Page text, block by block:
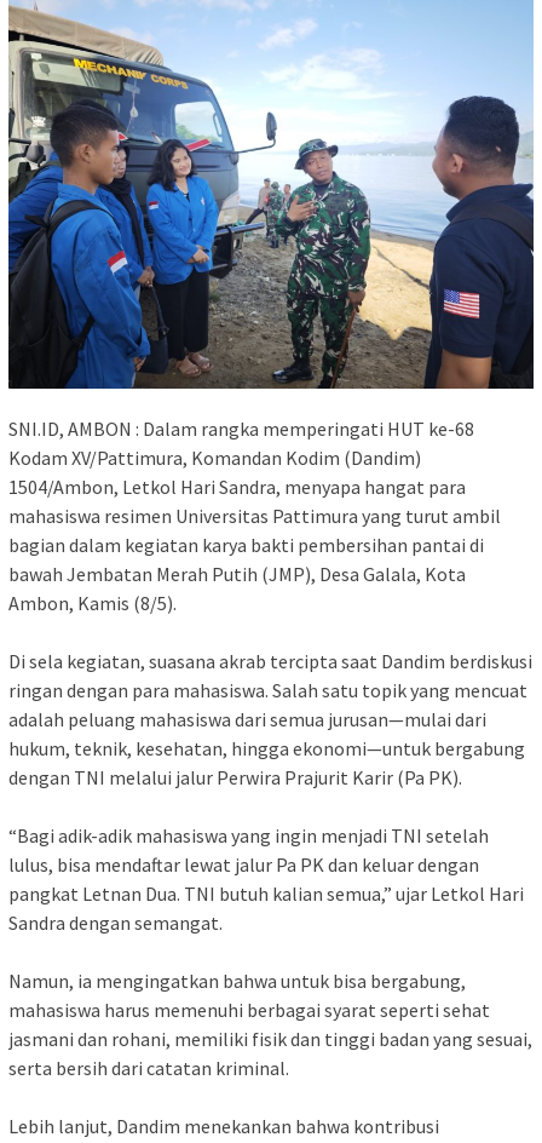
SNI.ID, AMBON : Dalam rangka memperingati HUT ke-68
Kodam XV/Pattimura, Komandan Kodim (Dandim)
1504/Ambon, Letkol Hari Sandra, menyapa hangat para
mahasiswa resimen Universitas Pattimura yang turut ambil
bagian dalam kegiatan karya bakti pembersihan pantai di
bawah Jembatan Merah Putih (JMP), Desa Galala, Kota
Ambon, Kamis (8/5).
Di sela kegiatan, suasana akrab tercipta saat Dandim berdiskusi
ringan dengan para mahasiswa. Salah satu topik yang mencuat
adalah peluang mahasiswa dari semua jurusan—mulai dari
hukum, teknik, kesehatan, hingga ekonomi—untuk bergabung
dengan TNI melalui jalur Perwira Prajurit Karir (Pa PK).
“Bagi adik-adik mahasiswa yang ingin menjadi TNI setelah
lulus, bisa mendaftar lewat jalur Pa PK dan keluar dengan
pangkat Letnan Dua. TNI butuh kalian semua,” ujar Letkol Hari
Sandra dengan semangat.
Namun, ia mengingatkan bahwa untuk bisa bergabung,
mahasiswa harus memenuhi berbagai syarat seperti sehat
jasmani dan rohani, memiliki fisik dan tinggi badan yang sesuai,
serta bersih dari catatan kriminal.
Lebih lanjut, Dandim menekankan bahwa kontribusi